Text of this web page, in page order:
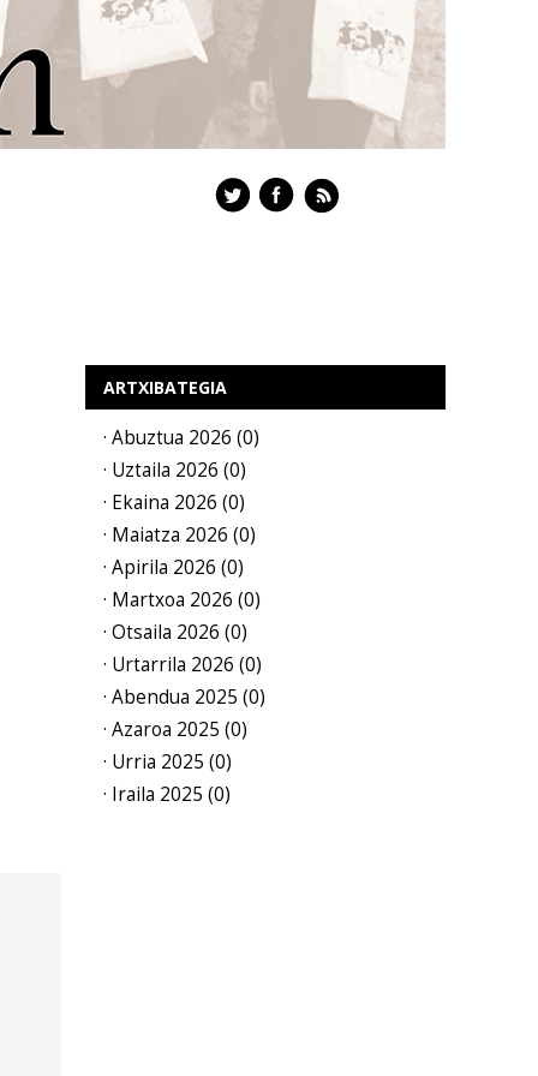
ARTXIBATEGIA
· Abuztua 2026 (0)
· Uztaila 2026 (0)
· Ekaina 2026 (0)
· Maiatza 2026 (0)
· Apirila 2026 (0)
· Martxoa 2026 (0)
· Otsaila 2026 (0)
· Urtarrila 2026 (0)
· Abendua 2025 (0)
· Azaroa 2025 (0)
· Urria 2025 (0)
· Iraila 2025 (0)